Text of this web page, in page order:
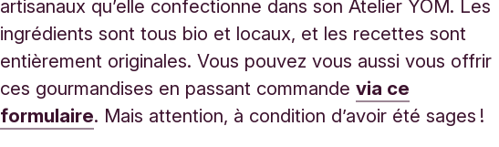
artisanaux qu’elle confectionne dans son Atelier YOM. Les
ingrédients sont tous bio et locaux, et les recettes sont
entièrement originales. Vous pouvez vous aussi vous offrir
ces gourmandises en passant commandevia ce
formulaire. Mais attention, à condition d’avoir été sages